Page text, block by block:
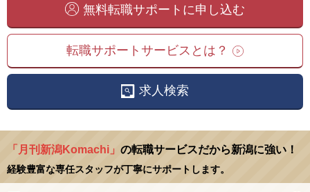
無料転職サポートに申し込む
転職サポートサービスとは？
求人検索
「月刊新潟Komachi」 の転職サービスだから新潟に強い！
経験豊富な専任スタッフが丁寧にサポートします。